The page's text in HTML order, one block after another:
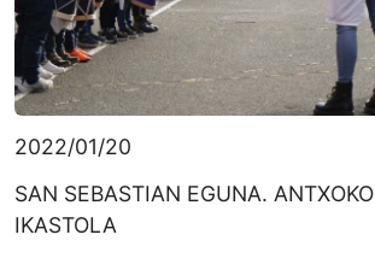
2022/01/20
SAN SEBASTIAN EGUNA. ANTXOKO
IKASTOLA